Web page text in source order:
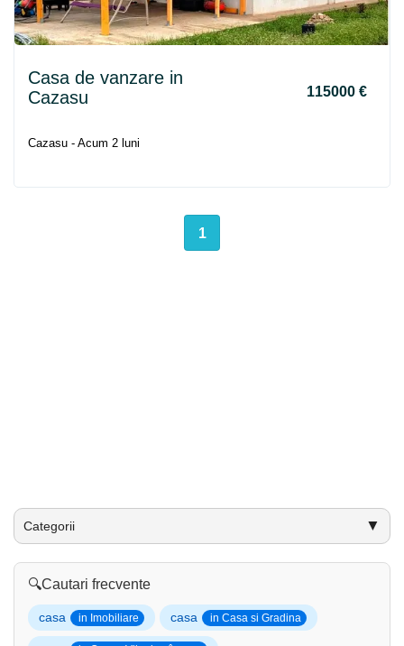
Casa de vanzare in
Cazasu
115000 €
Cazasu - Acum 2 luni
1
Categorii ▼
🔍Cautari frecvente
casa in Imobiliare casa in Casa si Gradina